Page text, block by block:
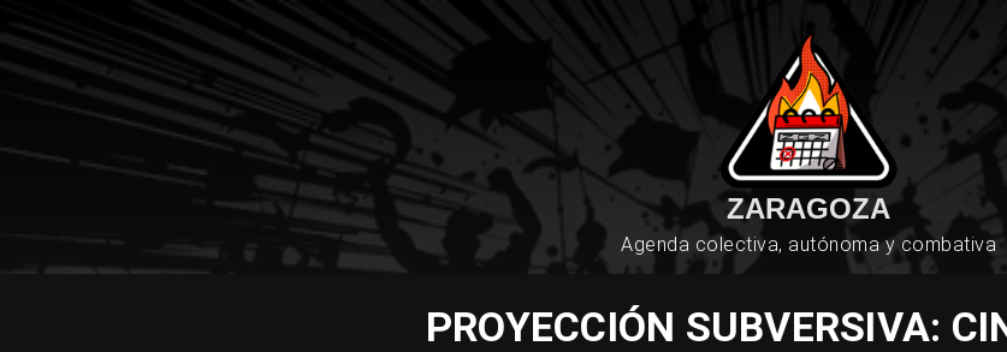
ZARAGOZA
Agenda colectiva, autónoma y combativa
PROYECCIÓN SUBVERSIVA: